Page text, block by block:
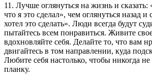
11. Лучше оглянуться на жизнь и
что я это сделал», чем оглянуться назад и
хотел это сделать». Люди всегда будут
пытайтесь всем понравиться. Живите
вдохновляйте себя. Делайте то, что вам
двигайтесь в том направлении, куда
Любите себя настолько, чтобы никогда
планку.